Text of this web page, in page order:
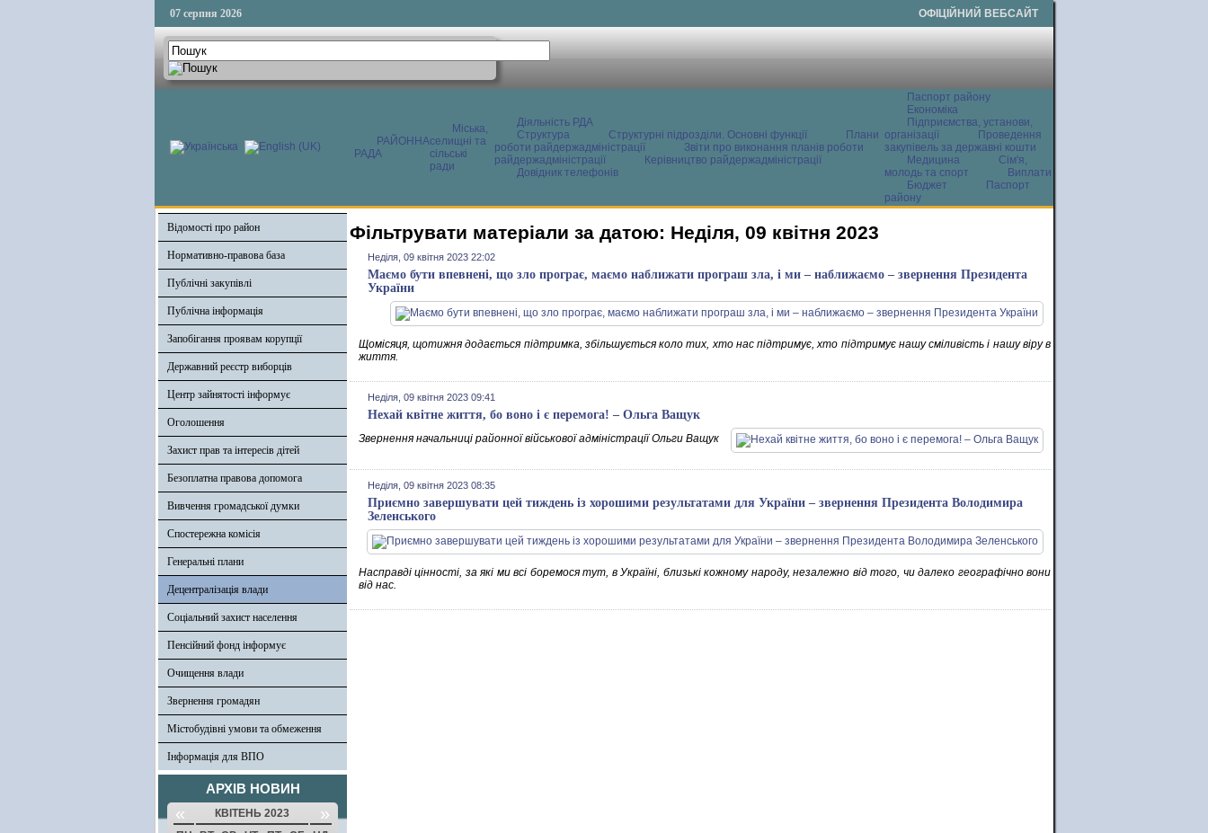
07 серпня 2026 ОФІЦІЙНИЙ ВЕБСАЙТ
РАЙОННА
РАДА
Міська,
селищні та
сільські
ради
Діяльність РДА
Структура
Структурні підрозділи. Основні функції
Плани
роботи райдержадміністрації
Звіти про виконання планів роботи
райдержадміністрації
Керівництво райдержадміністрації
Довідник телефонів
Паспорт району
Економіка
Підприємства, установи,
організації
Проведення
закупівель за державні кошти
Медицина
Сім'я,
молодь та спорт
Виплати
Бюджет
Паспорт
району
Відомості про район
Нормативно-правова база
Публічні закупівлі
Публічна інформація
Запобігання проявам корупції
Державний реєстр виборців
Центр зайнятості інформує
Оголошення
Захист прав та інтересів дітей
Безоплатна правова допомога
Вивчення громадської думки
Спостережна комісія
Генеральні плани
Децентралізація влади
Соціальний захист населення
Пенсійний фонд інформує
Очищення влади
Звернення громадян
Містобудівні умови та обмеження
Інформація для ВПО
АРХІВ НОВИН
« КВІТЕНЬ 2023 »
Фільтрувати матеріали за датою: Неділя, 09 квітня 2023
Неділя, 09 квітня 2023 22:02
Маємо бути впевнені, що зло програє, маємо наближати програш зла, і ми – наближаємо – звернення Президента
України
Щомісяця, щотижня додається підтримка, збільшується коло тих, хто нас підтримує, хто підтримує нашу сміливість і нашу віру в
життя.
Неділя, 09 квітня 2023 09:41
Нехай квітне життя, бо воно і є перемога! – Ольга Ващук
Звернення начальниці районної військової адміністрації Ольги Ващук
Неділя, 09 квітня 2023 08:35
Приємно завершувати цей тиждень із хорошими результатами для України – звернення Президента Володимира
Зеленського
Насправді цінності, за які ми всі боремося тут, в Україні, близькі кожному народу, незалежно від того, чи далеко географічно вони
від нас.